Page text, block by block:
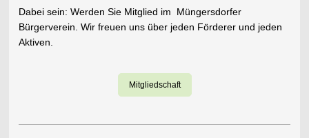
Dabei sein: Werden Sie Mitglied im Müngersdorfer
Bürgerverein. Wir freuen uns über jeden Förderer und jeden
Aktiven.
Mitgliedschaft